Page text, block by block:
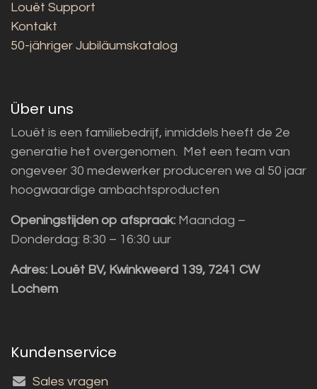
Louët Support
Kontakt
50-jähriger Jubiläumskatalog
Über uns
Louët is een familiebedrijf, inmiddels heeft de 2e
generatie het overgenomen. Met een team van
ongeveer 30 medewerker produceren we al 50 jaar
hoogwaardige ambachtsproducten
Openingstijden op afspraak: Maandag –
Donderdag: 8:30 – 16:30 uur
Adres: Louët BV, Kwinkweerd 139, 7241 CW
Lochem
Kundenservice
Sales vragen